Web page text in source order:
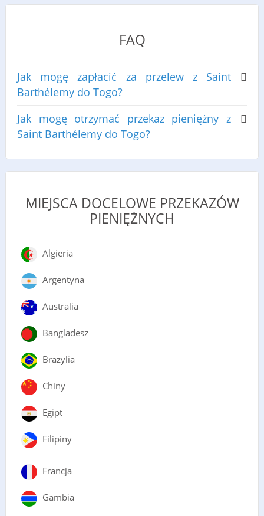
FAQ
Jak mogę zapłacić za przelew z Saint
Barthélemy do Togo?
Jak mogę otrzymać przekaz pieniężny z
Saint Barthélemy do Togo?
MIEJSCA DOCELOWE PRZEKAZÓW
PIENIĘŻNYCH
Algieria
Argentyna
Australia
Bangladesz
Brazylia
Chiny
Egipt
Filipiny
Francja
Gambia